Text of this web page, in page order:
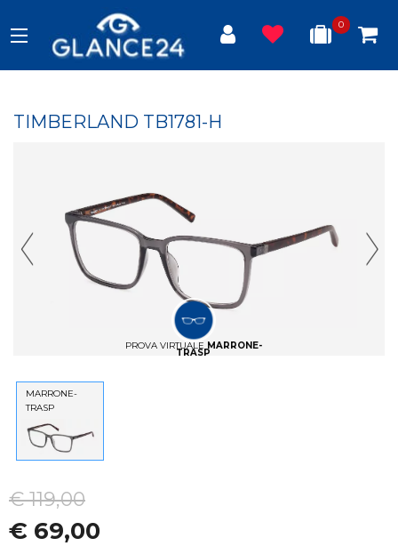
0
TIMBERLAND TB1781-H
PROVA VIRTUALE MARRONE-
TRASP
Previous Slide
MARRONE-
TRASP
€ 119,00
€ 69,00